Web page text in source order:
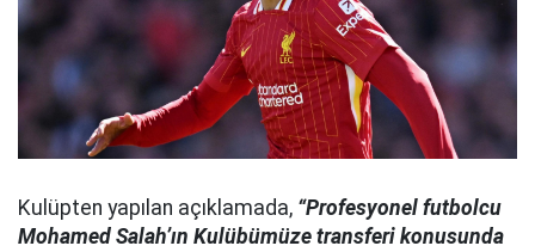
Kulüpten yapılan açıklamada, “Profesyonel futbolcu
Mohamed Salah’ın Kulübümüze transferi konusunda